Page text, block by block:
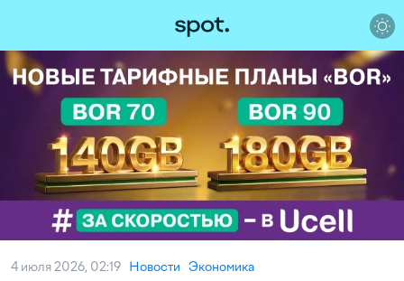
4 июля 2026, 02:19 Новости Экономика